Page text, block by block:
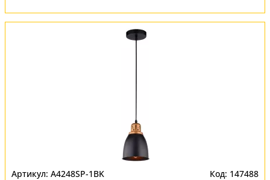
A4248SP-1BK 147488